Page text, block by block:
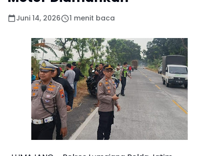
Juni 14, 2026 1 menit baca